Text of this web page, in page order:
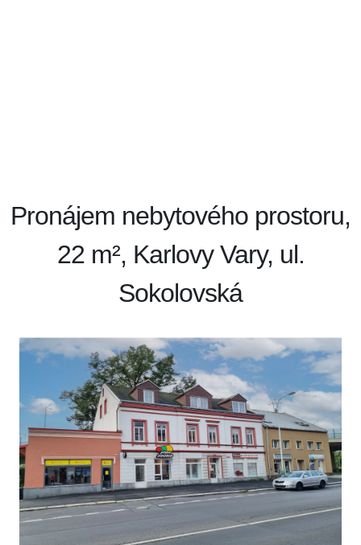
Pronájem nebytového prostoru,
22 m², Karlovy Vary, ul.
Sokolovská